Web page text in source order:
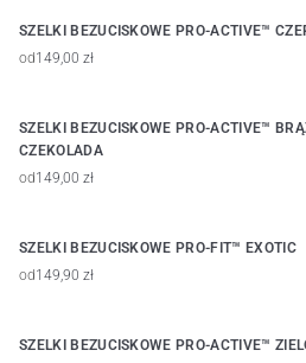
SZELKI BEZUCISKOWE PRO-ACTIVE™
od149,00 zł
SZELKI BEZUCISKOWE PRO-ACTIVE™
CZEKOLADA
od149,00 zł
SZELKI BEZUCISKOWE PRO-FIT™ EXOTIC
od149,90 zł
SZELKI BEZUCISKOWE PRO-ACTIVE™